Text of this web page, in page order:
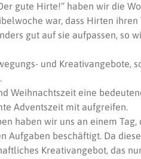
gute Hirte!“ haben wir die
war, dass Hirten
gut auf sie aufpassen, so
und Kreativangebote,
Weihnachtszeit eine
Adventszeit mit aufgreifen.
haben wir uns an einem Tag,
Aufgaben beschäftigt. Da
Kreativangebot, das